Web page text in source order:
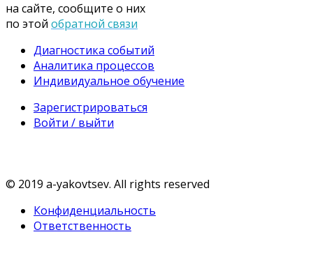
на сайте, сообщите о них
по этой обратной связи
Диагностика событий
Аналитика процессов
Индивидуальное обучение
Зарегистрироваться
Войти / выйти
© 2019 a-yakovtsev. All rights reserved
Конфиденциальность
Ответственность